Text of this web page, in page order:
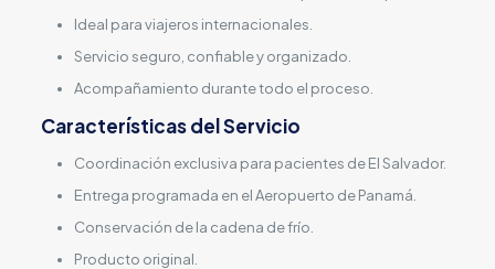
Ideal para viajeros internacionales.
Servicio seguro, confiable y organizado.
Acompañamiento durante todo el proceso.
Características del Servicio
Coordinación exclusiva para pacientes de El Salvador.
Entrega programada en el Aeropuerto de Panamá.
Conservación de la cadena de frío.
Producto original.